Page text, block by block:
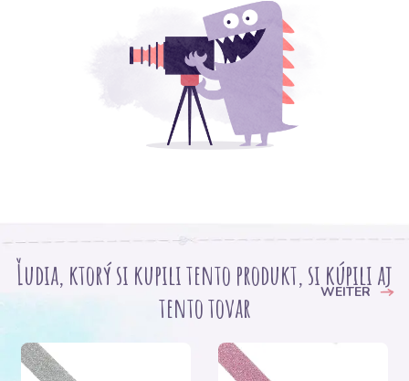
Ľudia, ktorý si kupili tento produkt, si kúpili aj
tento tovar
WEITER